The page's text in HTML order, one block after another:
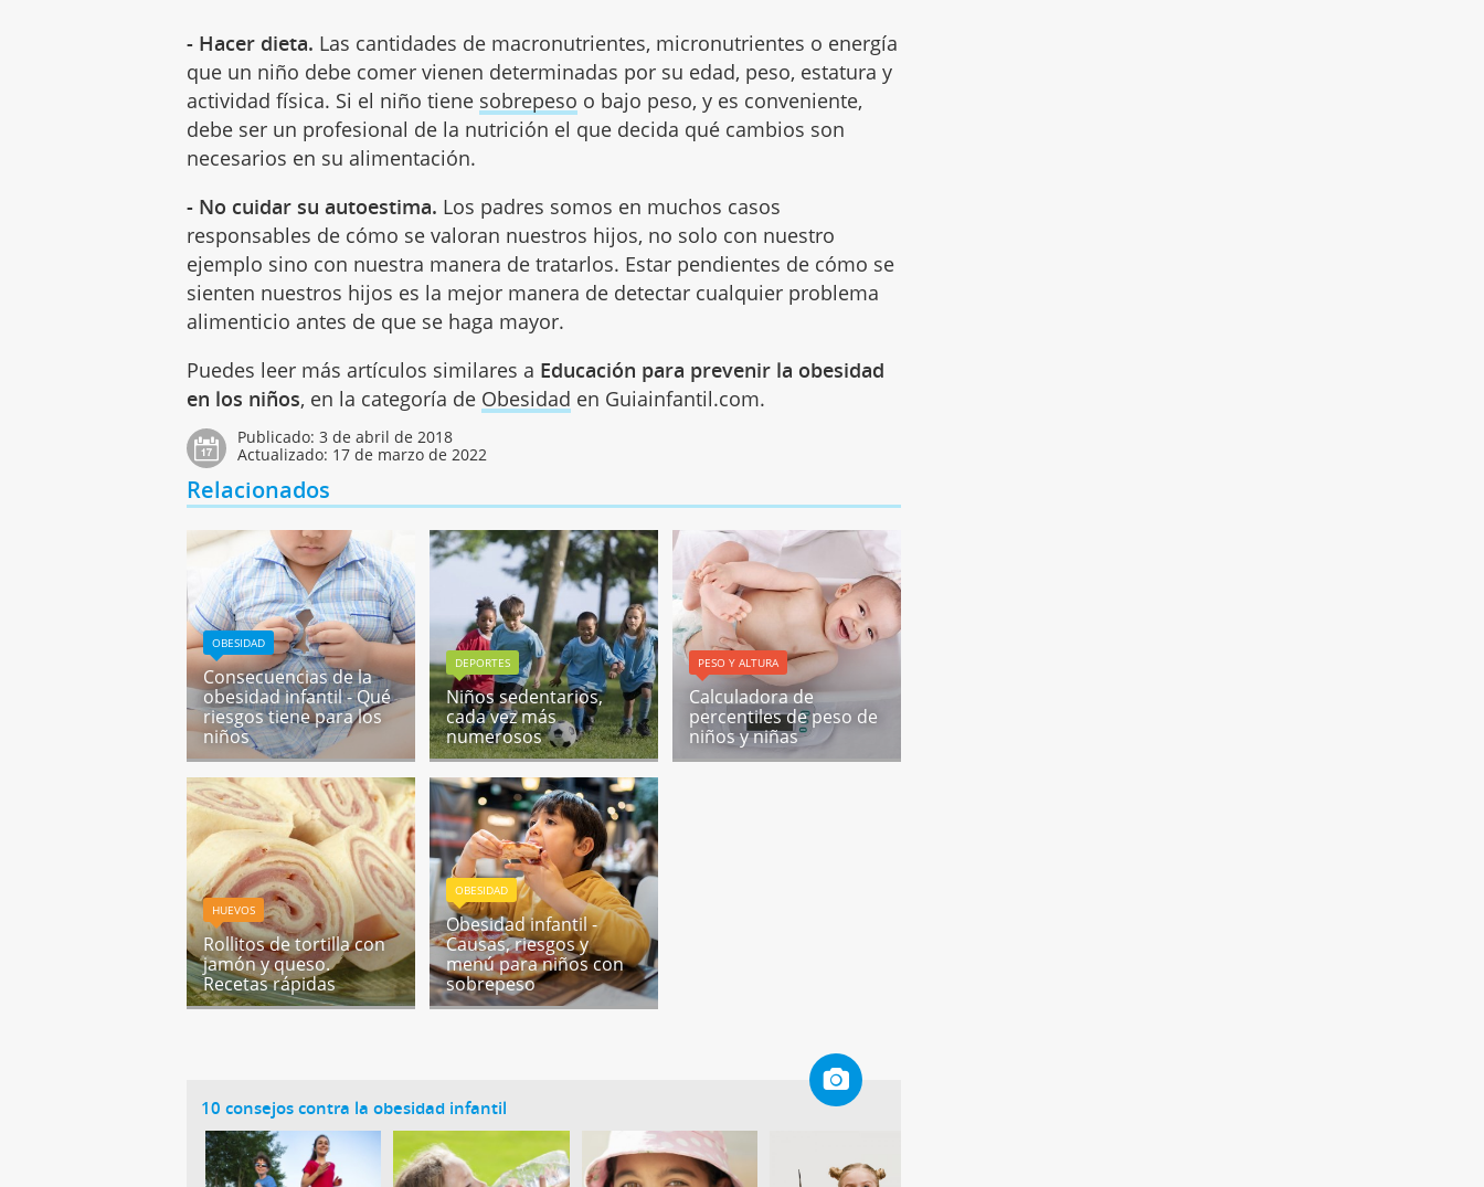
- Hacer dieta. Las cantidades de macronutrientes, micronutrientes o energía
que un niño debe comer vienen determinadas por su edad, peso, estatura y
actividad física. Si el niño tiene sobrepeso o bajo peso, y es conveniente,
debe ser un profesional de la nutrición el que decida qué cambios son
necesarios en su alimentación.
- No cuidar su autoestima. Los padres somos en muchos casos
responsables de cómo se valoran nuestros hijos, no solo con nuestro
ejemplo sino con nuestra manera de tratarlos. Estar pendientes de cómo se
sienten nuestros hijos es la mejor manera de detectar cualquier problema
alimenticio antes de que se haga mayor.
Puedes leer más artículos similares a Educación para prevenir la obesidad
en los niños, en la categoría de Obesidad en Guiainfantil.com.
Publicado:3 de abril de 2018
Actualizado: 17 de marzo de 2022
Relacionados
OBESIDAD
Consecuencias de la
obesidad infantil - Qué
riesgos tiene para los
niños
DEPORTES
Niños sedentarios,
cada vez más
numerosos
PESO Y ALTURA
Calculadora de
percentiles de peso de
niños y niñas
HUEVOS
Rollitos de tortilla con
jamón y queso.
Recetas rápidas
OBESIDAD
Obesidad infantil -
Causas, riesgos y
menú para niños con
sobrepeso
10 consejos contra la obesidad infantil